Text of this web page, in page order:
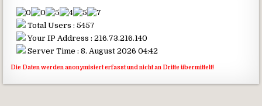
Total Users : 5457
Your IP Address : 216.73.216.140
Server Time : 8. August 2026 04:42
Die Daten werden anonymisiert erfasst und nicht an Dritte übermittelt!